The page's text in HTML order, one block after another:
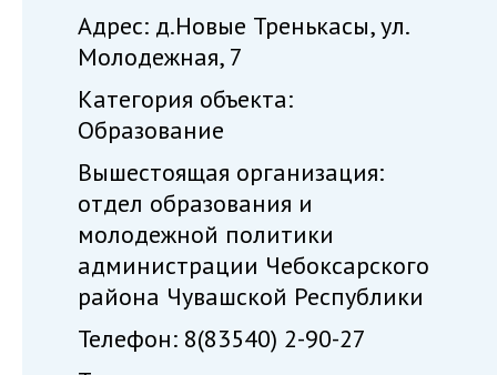
Адрес: д.Новые Тренькасы, ул.
Молодежная, 7
Категория объекта:
Образование
Вышестоящая организация:
отдел образования и
молодежной политики
администрации Чебоксарского
района Чувашской Республики
Телефон: 8(83540) 2-90-27